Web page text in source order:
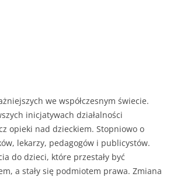
we współczesnym świecie.
inicjatywach działalności
opieki nad dzieckiem. Stopniowo o
lekarzy, pedagogów i publicystów.
do dzieci, które przestały być
a stały się podmiotem prawa. Zmiana